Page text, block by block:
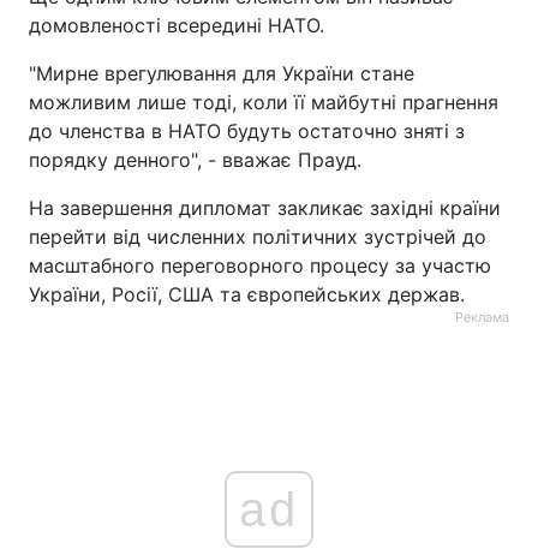
домовленості всередині НАТО.
"Мирне врегулювання для України стане
можливим лише тоді, коли її майбутні прагнення
до членства в НАТО будуть остаточно зняті з
порядку денного", - вважає Прауд.
На завершення дипломат закликає західні країни
перейти від численних політичних зустрічей до
масштабного переговорного процесу за участю
України, Росії, США та європейських держав.
Реклама
ad